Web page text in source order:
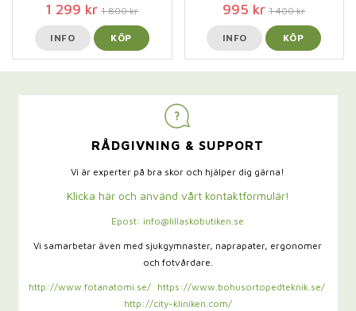
1 299 kr 1 800 kr
INFO KÖP
995 kr 1 400 kr
INFO KÖP
RÅDGIVNING & SUPPORT
Vi är experter på bra skor och hjälper dig gärna!
Klicka här och använd vårt kontaktformulär!
Epost: info@lillaskobutiken.se
Vi samarbetar även med sjukgymnaster, naprapater, ergonomer
och fotvårdare.
http://www.fotanatomi.se/
https://www.bohusortopedteknik.se/
http://city-kliniken.com/